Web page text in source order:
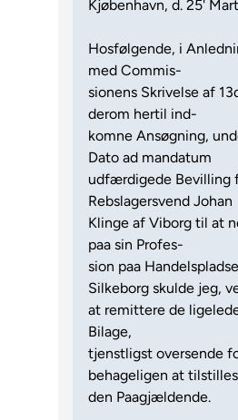
Kjøbenhavn, d. 25'
Hosfølgende, i
med Commis-
sionens Skrivelse af
derom hertil ind-
komne Ansøgning,
Dato ad mandatum
udfærdigede Bevilling
Rebslagersvend Johan
Klinge af Viborg til at
paa sin Profes-
sion paa
Silkeborg skulde jeg,
at remittere de
Bilage,
tjenstligst oversende
behageligen at tilstilles
den Paagjældende.